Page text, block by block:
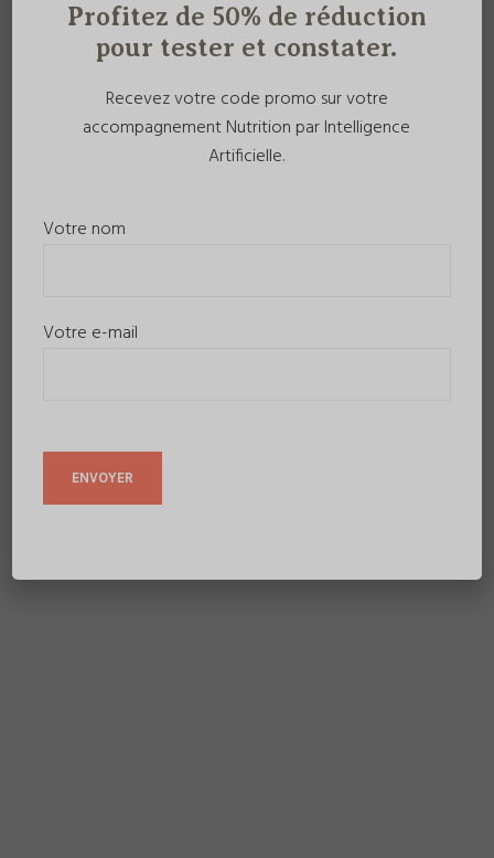
Profitez de 50% de réduction
pour tester et constater.
Recevez votre code promo sur votre
accompagnement Nutrition par Intelligence
Artificielle.
Votre nom
Votre e-mail